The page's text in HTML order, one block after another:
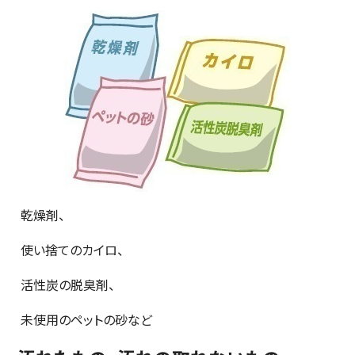
乾燥剤、
使い捨てのカイロ、
活性炭の脱臭剤、
未使用のペットの砂など